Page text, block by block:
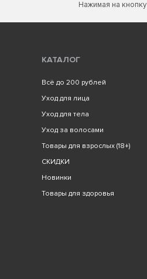
Нажимая на
КАТАЛОГ
Всё до 200 рублей
Уход для лица
Уход для тела
Уход за волосами
Товары для взрослых (18+)
СКИДКИ
Новинки
Товары для здоровья